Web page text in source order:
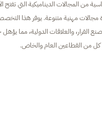
من المجالات الديناميكية التي تفتح
مجالات مهنية متنوعة. يوفر هذا
القرار، والعلاقات الدولية، مما
من القطاعين العام والخاص.